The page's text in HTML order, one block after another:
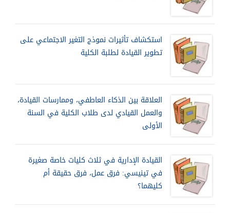
استكشاف تأثيرات نموذج التغير الاجتماعي على
تطوير القيادة لطلبة الكلية
العلاقة بين الذكاء العاطفي، وممارسات القيادة،
والعمل القيادي لدى طلاب الكلية في السنة
الأولى
القيادة الإدارية في ثلاث كليات خاصة صغيرة
في تينيسي: فرق عمل، فرق حقيقة أم
كليهما؟